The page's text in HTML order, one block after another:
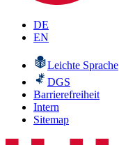
DE
EN
Leichte Sprache
DGS
Barrierefreiheit
Intern
Sitemap